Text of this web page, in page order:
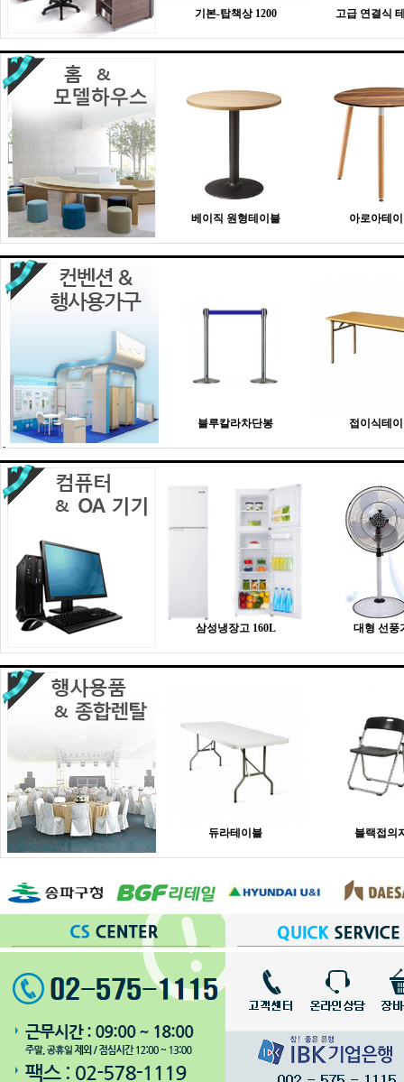
기본-탑책상 1200 고급 연결식
베이직 원형테이블 아로아테
블루칼라차단봉 접이식테
삼성냉장고 160L 대형 선풍
듀라테이블 블랙접의